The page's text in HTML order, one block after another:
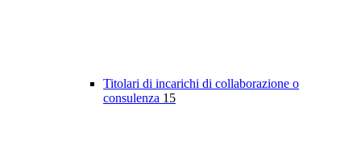
Titolari di incarichi di collaborazione o
consulenza 15